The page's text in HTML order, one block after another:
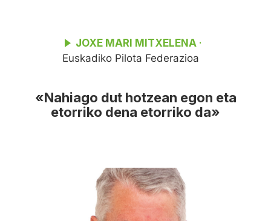
JOXE MARI MITXELENA ·
Euskadiko Pilota Federazioa
«Nahiago dut hotzean egon eta
etorriko dena etorriko da»